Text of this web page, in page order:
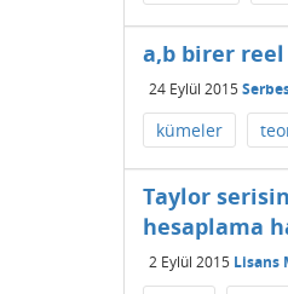
a,b birer reel
24 Eylül 2015
kümeler
Taylor
hesaplama
2 Eylül 2015 Lisans